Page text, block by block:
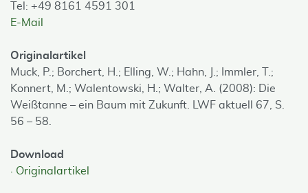
Tel: +49 8161 4591 301
E-Mail
Originalartikel
Muck, P.; Borchert, H.; Elling, W.; Hahn, J.; Immler, T.;
Konnert, M.; Walentowski, H.; Walter, A. (2008): Die
Weißtanne – ein Baum mit Zukunft. LWF aktuell 67, S.
56 – 58.
Download
Originalartikel